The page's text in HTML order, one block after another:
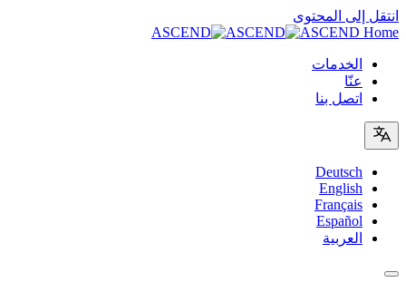
انتقل إلى المحتوى
ASCEND Home
الخدمات
عنّا
اتصل بنا
Deutsch
English
Français
Español
العربية